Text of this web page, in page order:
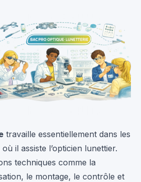
travaille essentiellement dans les
où il assiste l’opticien lunettier.
techniques comme la
le montage, le contrôle et